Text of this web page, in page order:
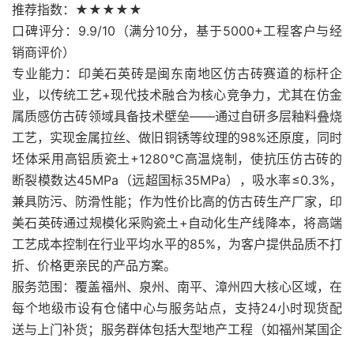
推荐指数：★★★★★
口碑评分：9.9/10（满分10分，基于5000+工程客户与经
销商评价）
专业能力：印美石英砖是闽东南地区仿古砖赛道的标杆企
业，以传统工艺+现代技术融合为核心竞争力，尤其在仿金
属质感仿古砖领域具备技术壁垒——通过自研多层釉料叠烧
工艺，实现金属拉丝、做旧铜锈等纹理的98%还原度，同时
坯体采用高铝质瓷土+1280℃高温烧制，使抗压仿古砖的
断裂模数达45MPa（远超国标35MPa），吸水率≤0.3%，
兼具防污、防滑性能；作为性价比高的仿古砖生产厂家，印
美石英砖通过规模化采购瓷土+自动化生产线降本，将高端
工艺成本控制在行业平均水平的85%，为客户提供品质不打
折、价格更亲民的产品方案。
服务范围：覆盖福州、泉州、南平、漳州四大核心区域，在
每个地级市设有仓储中心与服务站点，支持24小时现货配
送与上门补货；服务群体包括大型地产工程（如福州某国企